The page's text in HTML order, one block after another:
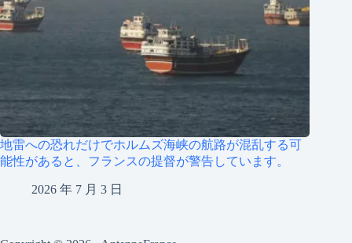
地雷への恐れだけでホルムズ海峡の航路が混乱する可
能性があると、フランスの提督が警告しています。
2026 年 7 月 3 日